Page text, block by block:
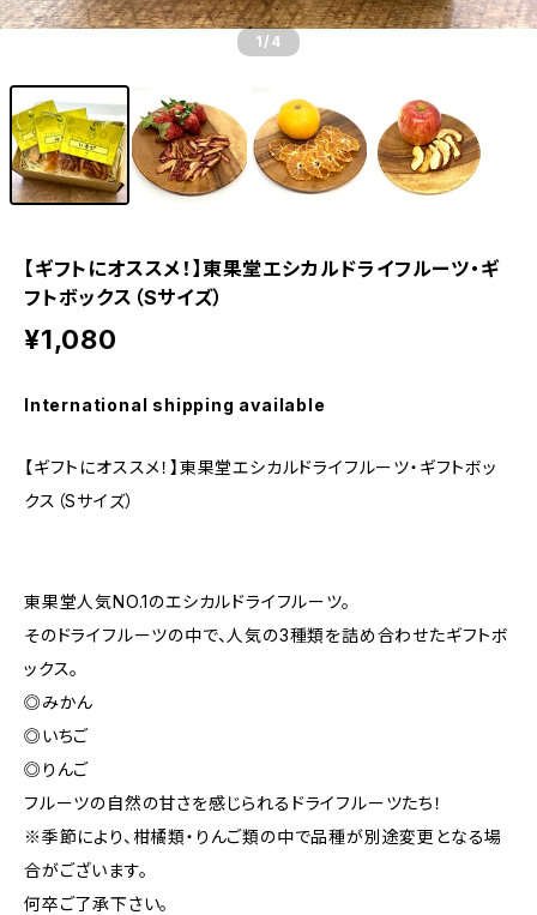
1 /4
【ギフトにオススメ！】東果堂エシカルドライフルーツ・ギ
フトボックス（Sサイズ）
¥1,080
International shipping available
【ギフトにオススメ！】東果堂エシカルドライフルーツ・ギフトボッ
クス（Sサイズ）
東果堂人気NO.1のエシカルドライフルーツ。
そのドライフルーツの中で、人気の3種類を詰め合わせたギフトボ
ックス。
◎みかん
◎いちご
◎りんご
フルーツの自然の甘さを感じられるドライフルーツたち！
※季節により、柑橘類・りんご類の中で品種が別途変更となる場
合がございます。
何卒ご了承下さい。